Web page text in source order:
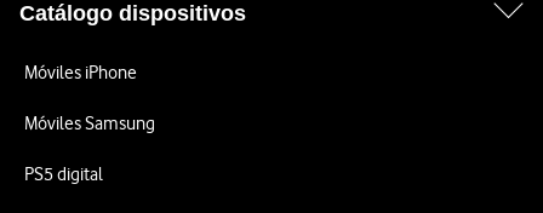
Catálogo dispositivos
Móviles iPhone
Móviles Samsung
PS5 digital